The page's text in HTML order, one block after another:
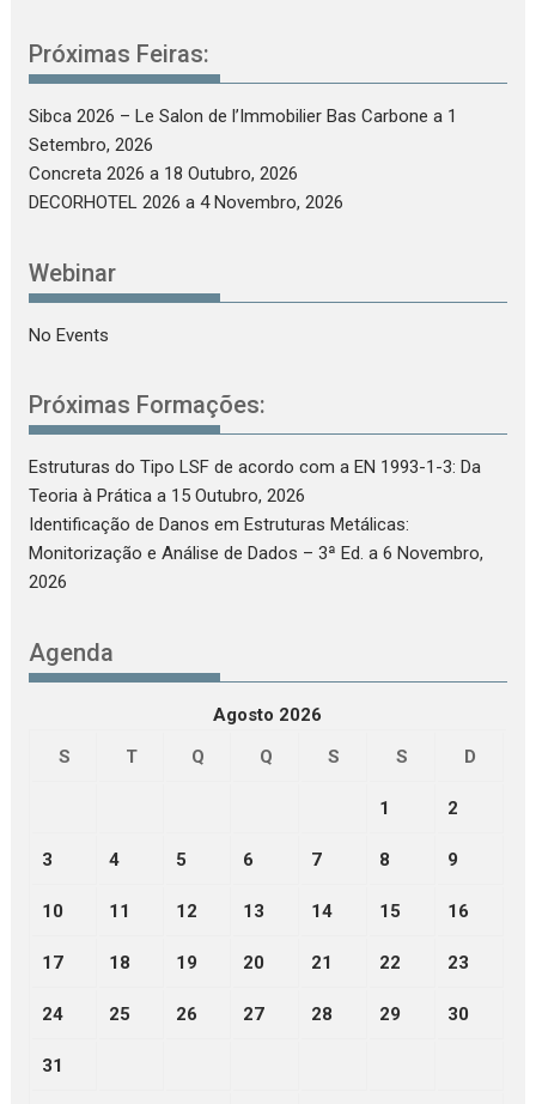
Próximas Feiras:
Sibca 2026 – Le Salon de l’Immobilier Bas Carbone a 1
Setembro, 2026
Concreta 2026 a 18 Outubro, 2026
DECORHOTEL 2026 a 4 Novembro, 2026
Webinar
No Events
Próximas Formações:
Estruturas do Tipo LSF de acordo com a EN 1993-1-3: Da
Teoria à Prática a 15 Outubro, 2026
Identificação de Danos em Estruturas Metálicas:
Monitorização e Análise de Dados – 3ª Ed. a 6 Novembro,
2026
Agenda
Agosto 2026
S
T Q Q S S D
1 2
3 4 5 6 7 8 9
10 11 12 13 14 15 16
17 18 19 20 21 22 23
24 25 26 27 28 29 30
31